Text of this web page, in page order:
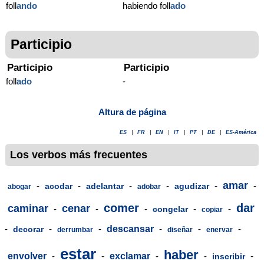
follando habiendo follado
Participio
Participio
follado
Participio
-
Altura de página
ES FR EN IT PT DE ES-América
Los verbos más frecuentes
abogar - acodar - adelantar - adobar - agudizar - amar -
caminar - cenar - comer - congelar - copiar - dar
- decorar - derrumbar - descansar - diseñar - enervar -
envolver - estar - exclamar - haber - inscribir -